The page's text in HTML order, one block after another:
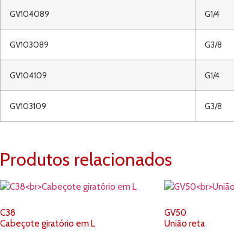
GV104089 G1/4
GV103089 G3/8
GV104109 G1/4
GV103109 G3/8
Produtos relacionados
C38
Cabeçote giratório em L
GV50
União reta